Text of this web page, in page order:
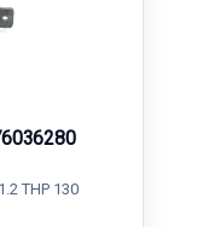
THP 130